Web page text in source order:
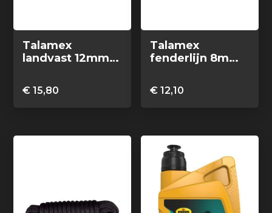
Talamex
landvast 12mm
zwart
€ 15,80
Talamex
fenderlijn 8mm
polyester/pp
zwart (2 stuks)
€ 12,10